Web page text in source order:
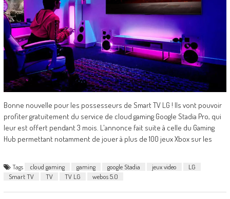
Bonne nouvelle pour les possesseurs de Smart TV LG ! Ils vont pouvoir
profiter gratuitement du service de cloud gaming Google Stadia Pro, qui
leur est offert pendant 3 mois. L'annonce fait suite à celle du Gaming
Hub permettant notamment de jouer à plus de 100 jeux Xbox sur les
Tags cloud gaming gaming google Stadia jeux video
LG
Smart TV
TV TV LG webos 5.0